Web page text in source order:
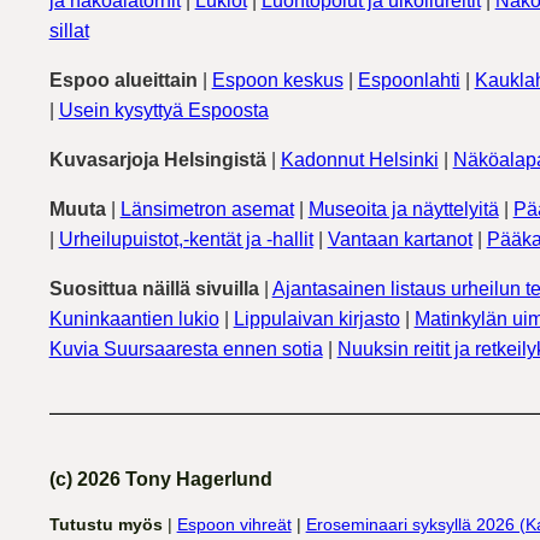
sillat
Espoo alueittain Espoon keskus| Espoonlahti
Usein kysyttyä Espoosta
Kuvasarjoja Helsingistä| Kadonnut Helsinki
Muuta| Länsimetron asemat| Museoita ja näyttelyitä
Urheilupuistot,-kentät ja -hallit| Vantaan kartanot|
Suosittua näillä sivuilla| Ajantasainen listaus urheilun
Kuninkaantien lukio| Lippulaivan kirjasto|
Matinkylän
Kuvia Suursaaresta ennen sotia
Nuuksin reitit ja
(c) 2026 Tony Hagerlund
Tutustu myös| Espoon vihreät| Eroseminaari syksyllä 2026